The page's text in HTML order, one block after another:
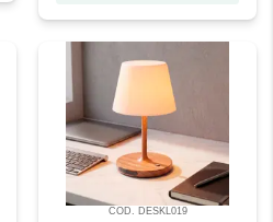
COD. DESKL019